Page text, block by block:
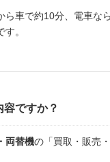
ら車で約10分、電車な
。
容ですか？
両替機の「買取・販売